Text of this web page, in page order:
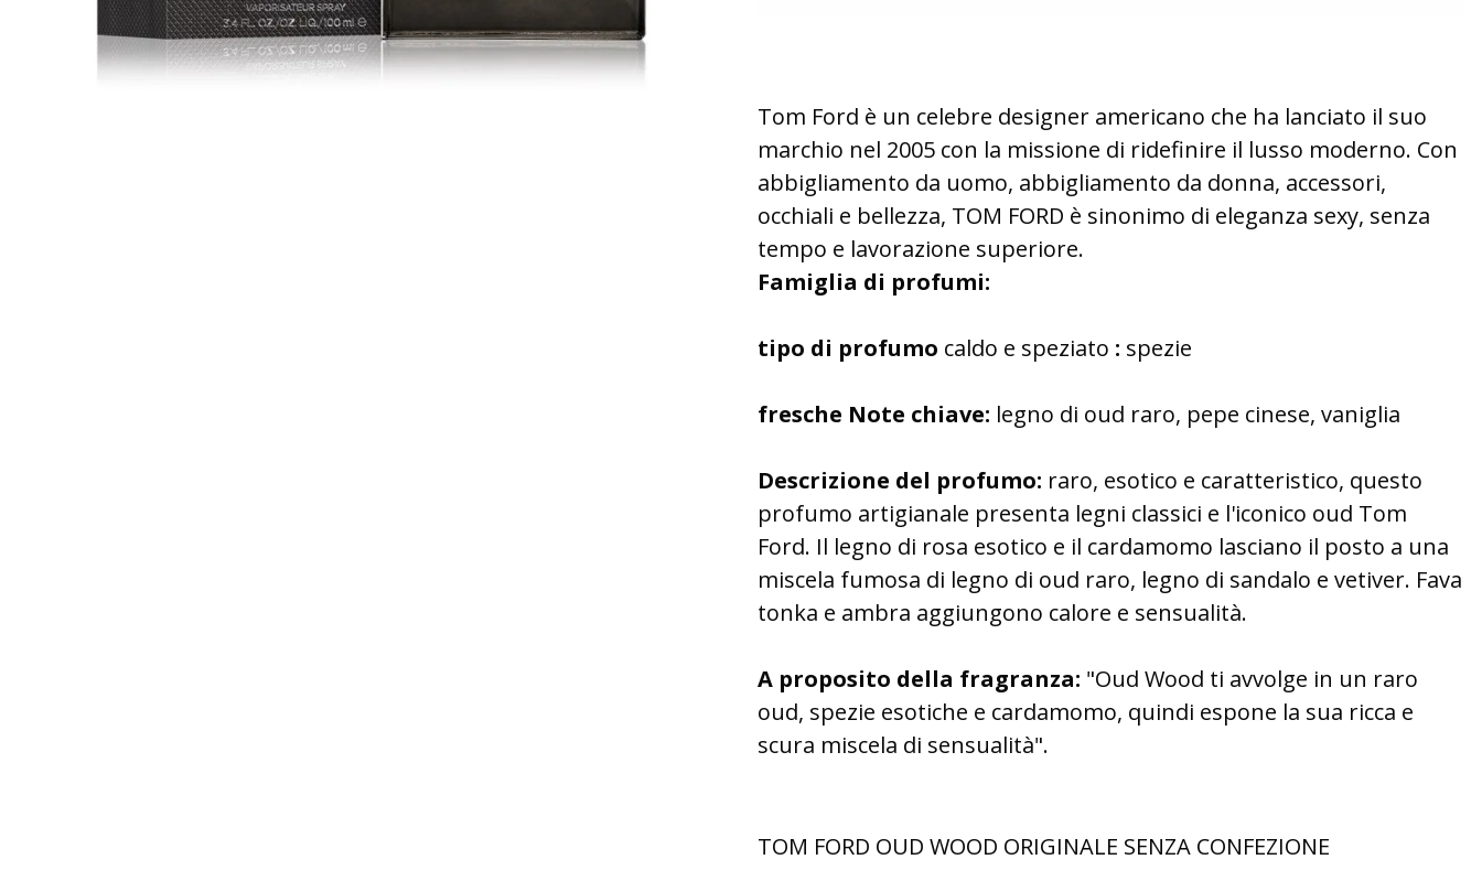
Tom Ford è un celebre designer americano che ha lanciato il suo
marchio nel 2005 con la missione di ridefinire il lusso moderno. Con
abbigliamento da uomo, abbigliamento da donna, accessori,
occhiali e bellezza, TOM FORD è sinonimo di eleganza sexy, senza
tempo e lavorazione superiore.
Famiglia di profumi:
tipo di profumo caldo e speziato : spezie
fresche Note chiave: legno di oud raro, pepe cinese, vaniglia
Descrizione del profumo: raro, esotico e caratteristico, questo
profumo artigianale presenta legni classici e l'iconico oud Tom
Ford. Il legno di rosa esotico e il cardamomo lasciano il posto a una
miscela fumosa di legno di oud raro, legno di sandalo e vetiver. Fava
tonka e ambra aggiungono calore e sensualità.
A proposito della fragranza: "Oud Wood ti avvolge in un raro
oud, spezie esotiche e cardamomo, quindi espone la sua ricca e
scura miscela di sensualità".
TOM FORD OUD WOOD ORIGINALE SENZA CONFEZIONE